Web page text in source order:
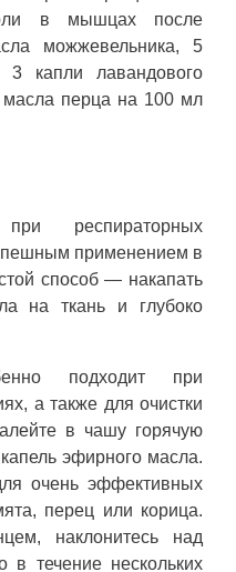
в мышцах после
можжевельника, 5
3 капли лавандового
перца на 100 мл
респираторных
применением в
способ — накапать
на ткань и глубоко
подходит при
а также для очистки
в чашу горячую
эфирного масла.
очень эффективных
перец или корица.
наклонитесь над
в течение нескольких